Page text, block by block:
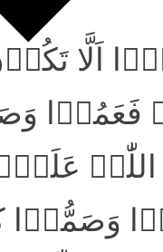
اَلَّا
اللّٰہُ
وَصَمُّوۡا